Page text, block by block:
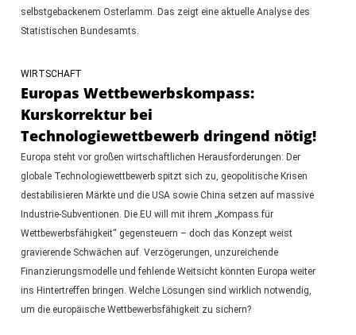
selbstgebackenem Osterlamm. Das zeigt eine aktuelle Analyse des
Statistischen Bundesamts.
WIRTSCHAFT
Europas Wettbewerbskompass:
Kurskorrektur bei
Technologiewettbewerb dringend nötig!
Europa steht vor großen wirtschaftlichen Herausforderungen: Der
globale Technologiewettbewerb spitzt sich zu, geopolitische Krisen
destabilisieren Märkte und die USA sowie China setzen auf massive
Industrie-Subventionen. Die EU will mit ihrem „Kompass für
Wettbewerbsfähigkeit“ gegensteuern – doch das Konzept weist
gravierende Schwächen auf. Verzögerungen, unzureichende
Finanzierungsmodelle und fehlende Weitsicht könnten Europa weiter
ins Hintertreffen bringen. Welche Lösungen sind wirklich notwendig,
um die europäische Wettbewerbsfähigkeit zu sichern?